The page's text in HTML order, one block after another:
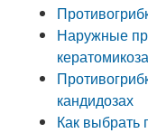
Наружные
кандидозах
Как выбрать